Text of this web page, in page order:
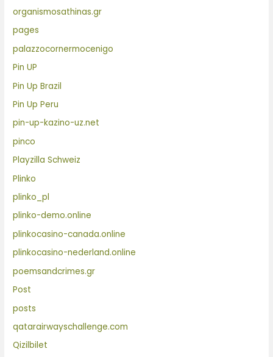
organismosathinas.gr
pages
palazzocornermocenigo
Pin UP
Pin Up Brazil
Pin Up Peru
pin-up-kazino-uz.net
pinco
Playzilla Schweiz
Plinko
plinko_pl
plinko-demo.online
plinkocasino-canada.online
plinkocasino-nederland.online
poemsandcrimes.gr
Post
posts
qatarairwayschallenge.com
Qizilbilet